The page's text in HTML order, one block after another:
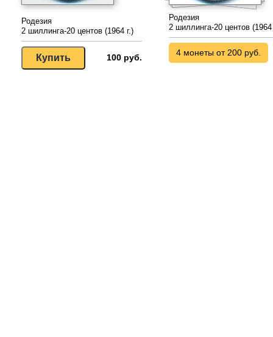
Родезия
2 шиллинга-20 центов (1964 г.)
100 руб.
Родезия
2 шиллинга-20 центов (1964
4 монеты от 200 руб.